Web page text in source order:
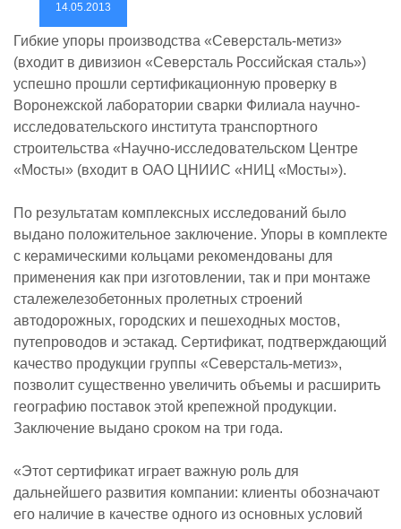
14.05.2013
Гибкие упоры производства «Северсталь-метиз»
(входит в дивизион «Северсталь Российская сталь»)
успешно прошли сертификационную проверку в
Воронежской лаборатории сварки Филиала научно-
исследовательского института транспортного
строительства «Научно-исследовательском Центре
«Мосты» (входит в ОАО ЦНИИС «НИЦ «Мосты»).
По результатам комплексных исследований было
выдано положительное заключение. Упоры в комплекте
с керамическими кольцами рекомендованы для
применения как при изготовлении, так и при монтаже
сталежелезобетонных пролетных строений
автодорожных, городских и пешеходных мостов,
путепроводов и эстакад. Сертификат, подтверждающий
качество продукции группы «Северсталь-метиз»,
позволит существенно увеличить объемы и расширить
географию поставок этой крепежной продукции.
Заключение выдано сроком на три года.
«Этот сертификат играет важную роль для
дальнейшего развития компании: клиенты обозначают
его наличие в качестве одного из основных условий